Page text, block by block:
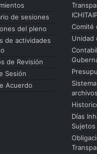
de sesiones
del pleno
de actividades
de Revisión
Sesión
Acuerdo
Comité
Unidad
archivos
Días
Sujetos